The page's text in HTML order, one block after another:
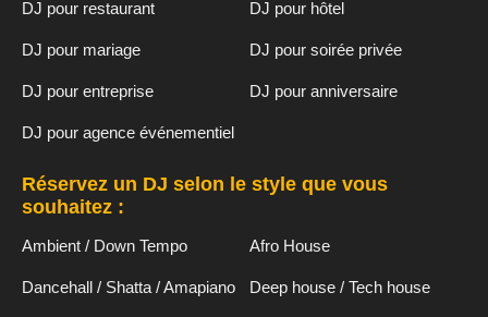
DJ pour restaurant DJ pour hôtel
DJ pour mariage DJ pour soirée privée
DJ pour entreprise DJ pour anniversaire
DJ pour agence événementiel
Réservez un DJ selon le style que vous
souhaitez :
Ambient / Down Tempo Afro House
Dancehall / Shatta / Amapiano Deep house / Tech house